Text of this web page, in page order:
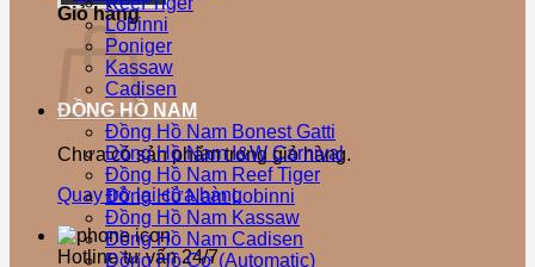
Giỏ hàng
Chưa có sản phẩm trong giỏ hàng.
Quay trở lại cửa hàng
Hotline tư vấn 24/7
Lobinni
Poniger
Kassaw
Cadisen
ĐỒNG HỒ NAM
Đồng Hồ Nam Bonest Gatti
Đồng Hồ Nam I&W Carnival
Đồng Hồ Nam Reef Tiger
Đồng Hồ Nam Lobinni
Đồng Hồ Nam Kassaw
Đồng Hồ Nam Cadisen
Đồng Hồ Cơ (Automatic)